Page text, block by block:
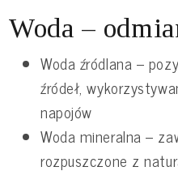
Woda –
Woda źródlana –
źródeł,
napojów
Woda mineralna –
rozpuszczone z